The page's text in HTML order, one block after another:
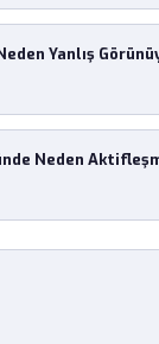
Yanlış
Neden